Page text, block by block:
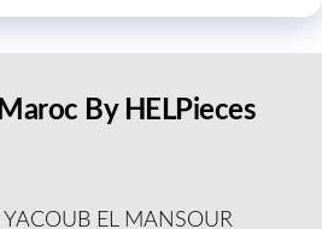
By HELPieces
YACOUB EL MANSOUR